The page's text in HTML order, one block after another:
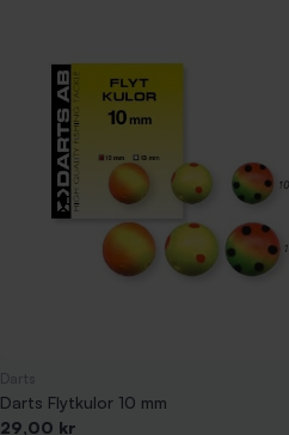
Darts Flytkulor 10 mm
Pris
29,00 kr